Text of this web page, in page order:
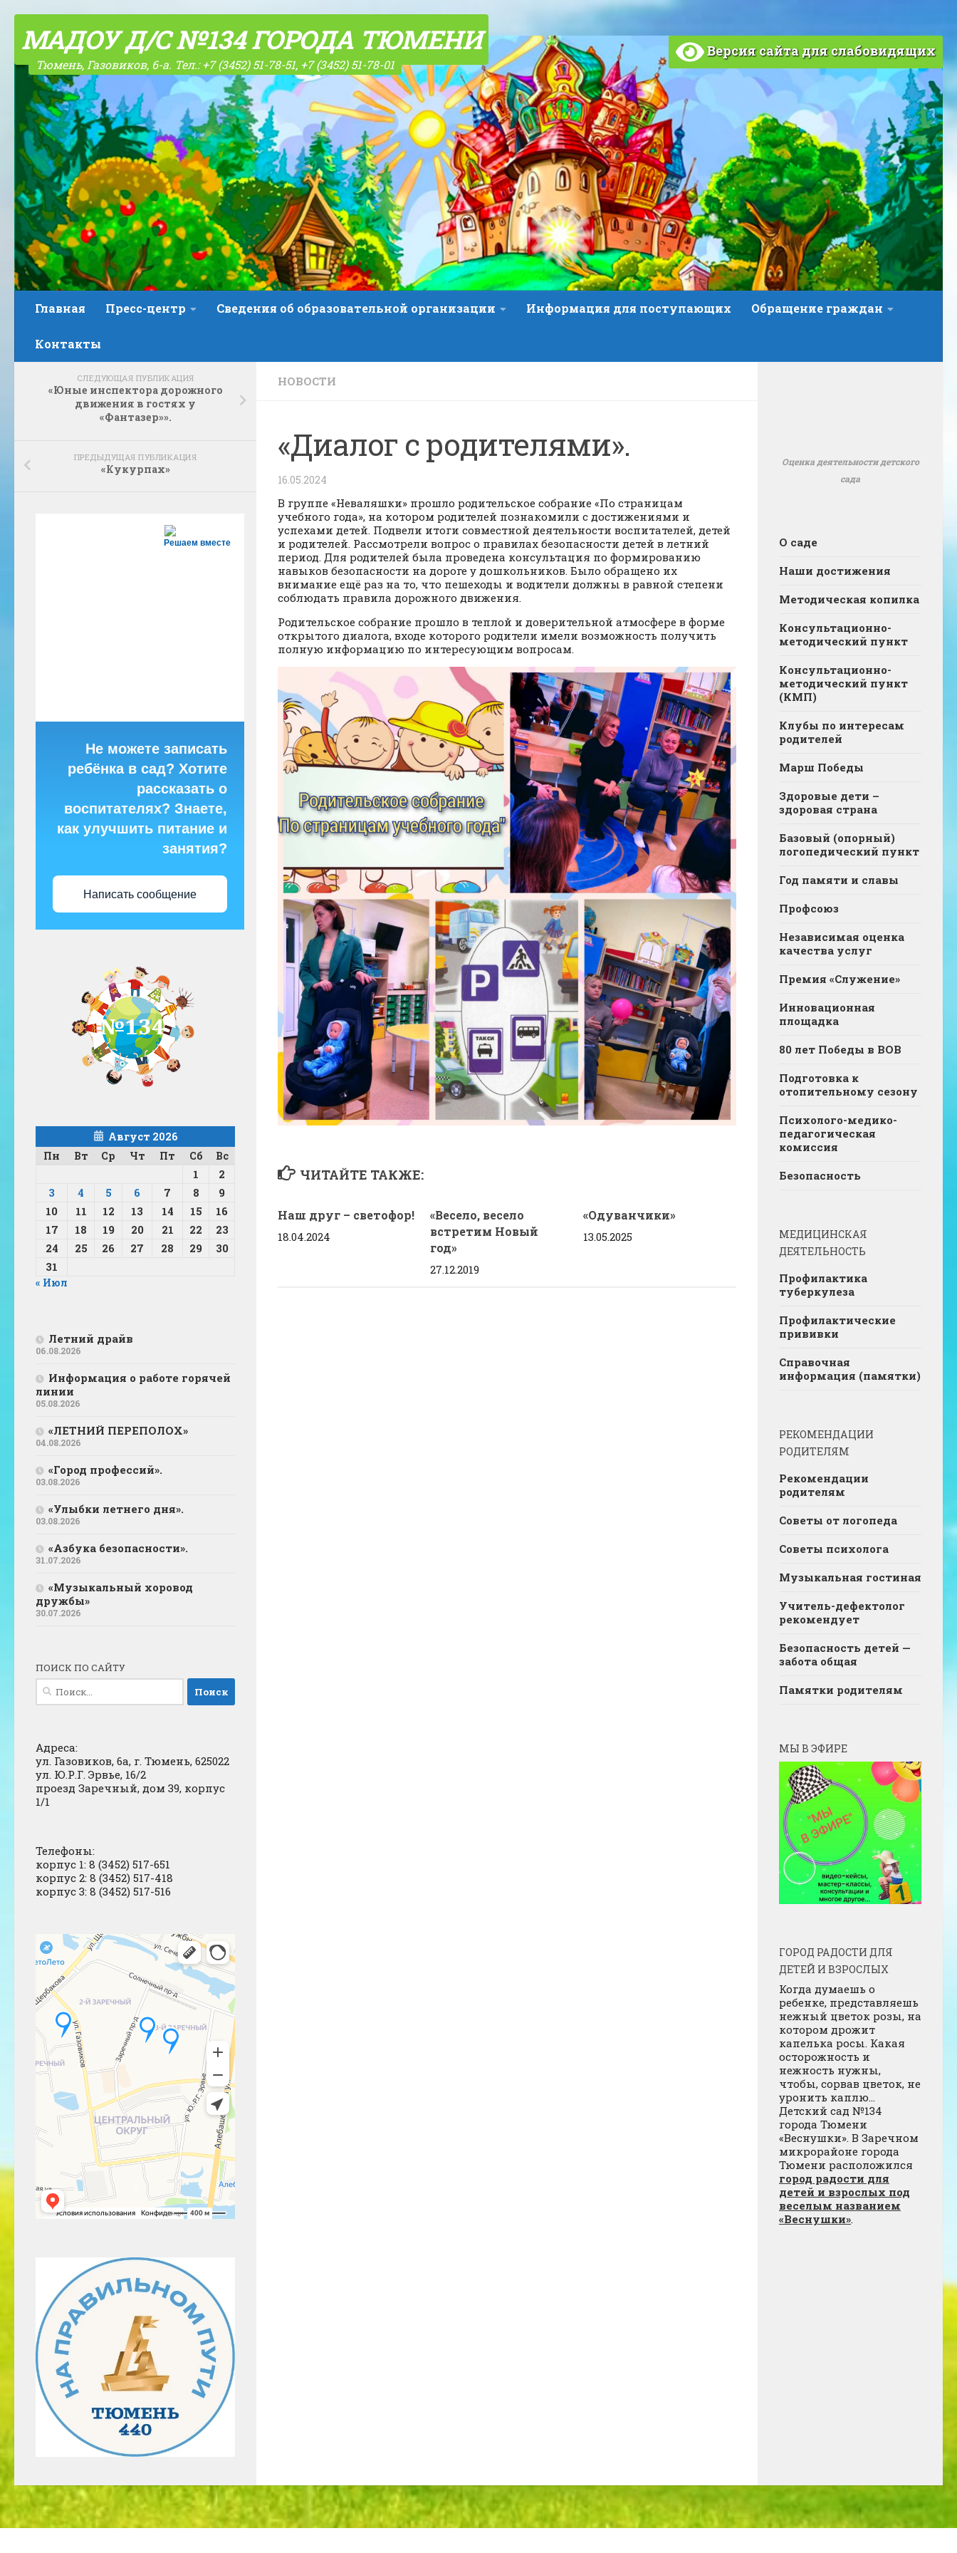
МАДОУ Д/С №134 ГОРОДА ТЮМЕНИ
Тюмень, Газовиков, 6-а. Тел.: +7 (3452) 51-78-51, +7 (3452) 51-78-01
Версия сайта для слабовидящих
Главная Пресс-центр Сведения об образовательной организации Информация для поступающих Обращение граждан
Контакты
НОВОСТИ
«Диалог с родителями».
16.05.2024
В группе «Неваляшки» прошло родительское собрание «По страницам
учебного года», на котором родителей познакомили с достижениями и
успехами детей. Подвели итоги совместной деятельности воспитателей, детей
и родителей. Рассмотрели вопрос о правилах безопасности детей в летний
период. Для родителей была проведена консультация по формированию
навыков безопасности на дороге у дошкольников. Было обращено их
внимание ещё раз на то, что пешеходы и водители должны в равной степени
соблюдать правила дорожного движения.
Родительское собрание прошло в теплой и доверительной атмосфере в форме
открытого диалога, входе которого родители имели возможность получить
полную информацию по интересующим вопросам.
ЧИТАЙТЕ ТАКЖЕ:
Наш друг – светофор!
18.04.2024
«Весело, весело
встретим Новый
год»
27.12.2019
«Одуванчики»
13.05.2025
СЛЕДУЮЩАЯ ПУБЛИКАЦИЯ
«Юные инспектора дорожного
движения в гостях у
«Фантазер»».
ПРЕДЫДУЩАЯ ПУБЛИКАЦИЯ
«Кукурпах»
Решаем вместе
Не можете записать
ребёнка в сад? Хотите
рассказать о
воспитателях? Знаете,
как улучшить питание и
занятия?
Написать сообщение
Август 2026
Пн
Вт Ср Чт Пт Сб Вс
1
2
3
4 5 6 7 8
9
10
11 12 13 14 15
16
17
18 19 20 21 22
23
24
25 26 27 28 29
30
31
« Июл
Летний драйв
06.08.2026
Информация о работе горячей
линии
05.08.2026
«ЛЕТНИЙ ПЕРЕПОЛОХ»
04.08.2026
«Город профессий».
03.08.2026
«Улыбки летнего дня».
03.08.2026
«Азбука безопасности».
31.07.2026
«Музыкальный хоровод
дружбы»
30.07.2026
ПОИСК ПО САЙТУ
Найти:
Адреса:
ул. Газовиков, 6а, г. Тюмень, 625022
ул. Ю.Р.Г. Эрвье, 16/2
проезд Заречный, дом 39, корпус
1/1
Телефоны:
корпус 1: 8 (3452) 517-651
корпус 2: 8 (3452) 517-418
корпус 3: 8 (3452) 517-516
Оценка деятельности детского
сада
О саде
Наши достижения
Методическая копилка
Консультационно-
методический пункт
Консультационно-
методический пункт
(КМП)
Клубы по интересам
родителей
Марш Победы
Здоровые дети –
здоровая страна
Базовый (опорный)
логопедический пункт
Год памяти и славы
Профсоюз
Независимая оценка
качества услуг
Премия «Служение»
Инновационная
площадка
80 лет Победы в ВОВ
Подготовка к
отопительному сезону
Психолого-медико-
педагогическая
комиссия
Безопасность
МЕДИЦИНСКАЯ
ДЕЯТЕЛЬНОСТЬ
Профилактика
туберкулеза
Профилактические
прививки
Справочная
информация (памятки)
РЕКОМЕНДАЦИИ
РОДИТЕЛЯМ
Рекомендации
родителям
Советы от логопеда
Советы психолога
Музыкальная гостиная
Учитель-дефектолог
рекомендует
Безопасность детей —
забота общая
Памятки родителям
МЫ В ЭФИРЕ
ГОРОД РАДОСТИ ДЛЯ
ДЕТЕЙ И ВЗРОСЛЫХ
Когда думаешь о
ребенке, представляешь
нежный цветок розы, на
котором дрожит
капелька росы. Какая
осторожность и
нежность нужны,
чтобы, сорвав цветок, не
уронить каплю…
Детский сад №134
города Тюмени
«Веснушки». В Заречном
микрорайоне города
Тюмени расположился
город радости для
детей и взрослых под
веселым названием
«Веснушки».